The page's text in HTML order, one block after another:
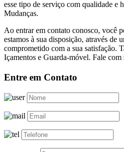
esse tipo de serviço com qualidade e
Mudanças.
Ao entrar em contato conosco, você
estamos à sua disposição, através de
comprometido com a sua satisfação.
Içamentos e Guarda-móvel. Fale com
Entre em Contato